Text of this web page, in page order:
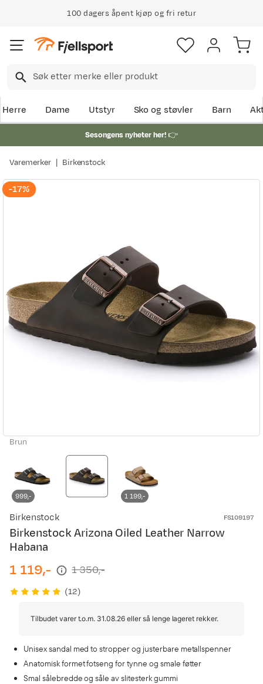
100 dagers åpent kjøp og fri retur
Herre Dame Utstyr Sko og støvler Barn
Sesongens nyheter her!👉
Varemerker Birkenstock
-17%
Brun
999,- 1 199,-
Birkenstock FS109197
Birkenstock Arizona Oiled Leather Narrow
Habana
discounted
price
1 119,-
original
price
1 350,-
(12)
Tilbudet varer t.o.m. 31.08.26 eller så lenge lageret rekker.
Unisex sandal med to stropper og justerbare metallspenner
Anatomisk formet fotseng for tynne og smale føtter
Smal sålebredde og såle av slitesterk gummi